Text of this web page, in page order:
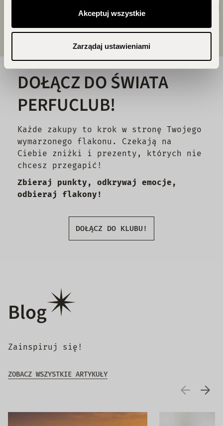
Akceptuj wszystkie
Zarządaj ustawieniami
DOŁĄCZ DO ŚWIATA
PERFUCLUB!
Każde zakupy to krok w stronę Twojego
wymarzonego flakonu. Czekają na
Ciebie zniżki i prezenty, których nie
chcesz przegapić!
Zbieraj punkty, odkrywaj emocje,
odbieraj flakony!
DOŁĄCZ DO KLUBU!
Blog
Zainspiruj się!
ZOBACZ WSZYSTKIE ARTYKUŁY